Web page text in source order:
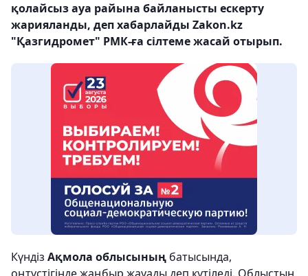
қолайсыз ауа райына байланысты ескерту
жарияланды, деп хабарлайды Zakon.kz
"Қазгидромет" РМК-ға сілтеме жасай отырып.
Күндіз Ақмола облысының батысында,